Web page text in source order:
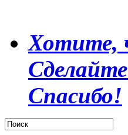
Хотите,
Спасибо!